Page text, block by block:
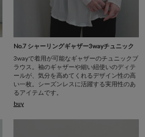
No.7 シャーリングギャザー3wayチュニック
3wayで着用が可能なギャザーのチュニックブ
ラウス。袖のギャザーや細い紐使いのディテ
ールが、気分を高めてくれるデザイン性の高
い一枚。シーズンレスに活躍する実用性のあ
るアイテムです。
buy